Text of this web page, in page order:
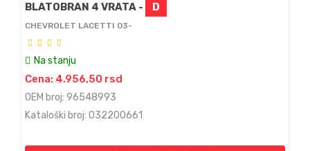
BLATOBRAN 4 VRATA - D
CHEVROLET LACETTI 03-
Na stanju
Cena: 4.956,50 rsd
OEM broj: 96548993
Kataloški broj: 032200661